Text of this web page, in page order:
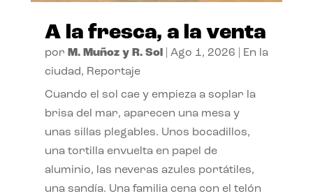
A la fresca, a la venta
por M. Muñoz y R. Sol| Ago 1, 2026
En la
ciudad, Reportaje
Cuando el sol cae y empieza a soplar la
brisa del mar, aparecen una mesa y
unas sillas plegables. Unos bocadillos,
una tortilla envuelta en papel de
aluminio, las neveras azules portátiles,
una sandía. Una familia cena con el telón